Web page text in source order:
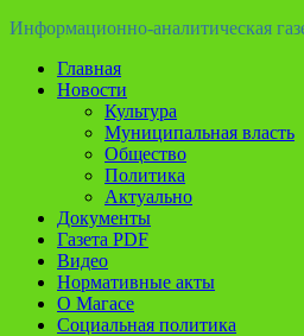
Информационно-аналитическая
Главная
Новости
Культура
Муниципальная власть
Общество
Политика
Актуально
Документы
Газета PDF
Видео
Нормативные акты
О Магасе
Социальная политика